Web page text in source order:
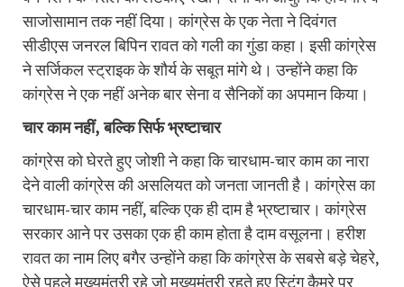
साजोसामान तक नहीं दिया। कांग्रेस के एक नेता ने दिवंगत
सीडीएस जनरल बिपिन रावत को गली का गुंडा कहा। इसी कांग्रेस
ने सर्जिकल स्ट्राइक के शौर्य के सबूत मांगे थे। उन्होंने कहा कि
कांग्रेस ने एक नहीं अनेक बार सेना व सैनिकों का अपमान किया।
चार काम नहीं, बल्कि सिर्फ भ्रष्टाचार
कांग्रेस को घेरते हुए जोशी ने कहा कि चारधाम-चार काम का नारा
देने वाली कांग्रेस की असलियत को जनता जानती है। कांग्रेस का
चारधाम-चार काम नहीं, बल्कि एक ही दाम है भ्रष्टाचार। कांग्रेस
सरकार आने पर उसका एक ही काम होता है दाम वसूलना। हरीश
रावत का नाम लिए बगैर उन्होंने कहा कि कांग्रेस के सबसे बड़े चेहरे,
ऐसे पहले मुख्यमंत्री रहे जो मुख्यमंत्री रहते हुए स्टिंग कैमरे पर